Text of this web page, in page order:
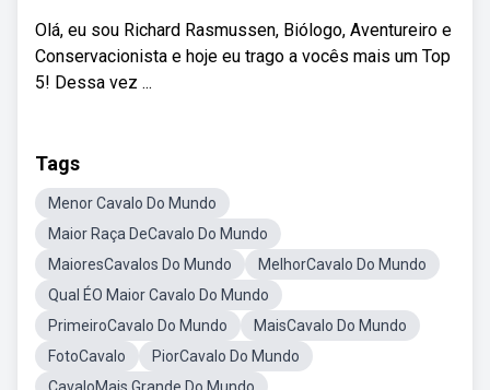
Olá, eu sou Richard Rasmussen, Biólogo, Aventureiro e
Conservacionista e hoje eu trago a vocês mais um Top
5! Dessa vez ...
Tags
Menor Cavalo Do Mundo
Maior Raça DeCavalo Do Mundo
MaioresCavalos Do Mundo
MelhorCavalo Do Mundo
Qual ÉO Maior Cavalo Do Mundo
PrimeiroCavalo Do Mundo
MaisCavalo Do Mundo
FotoCavalo
PiorCavalo Do Mundo